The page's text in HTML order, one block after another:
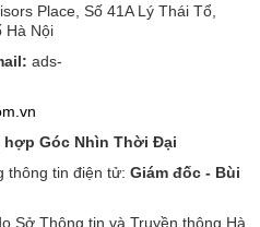
Place, Số 41A Lý Thái Tổ,
Hà Nội
ads-
Góc Nhìn Thời Đại
thông tin điện tử: Giám đốc - Bùi
Sở Thông tin và Truyền thông Hà